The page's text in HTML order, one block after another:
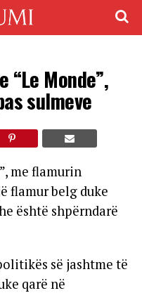
Monde”,
sulmeve
me flamurin
flamur belg duke
është shpërndarë
së jashtme të
qarë në